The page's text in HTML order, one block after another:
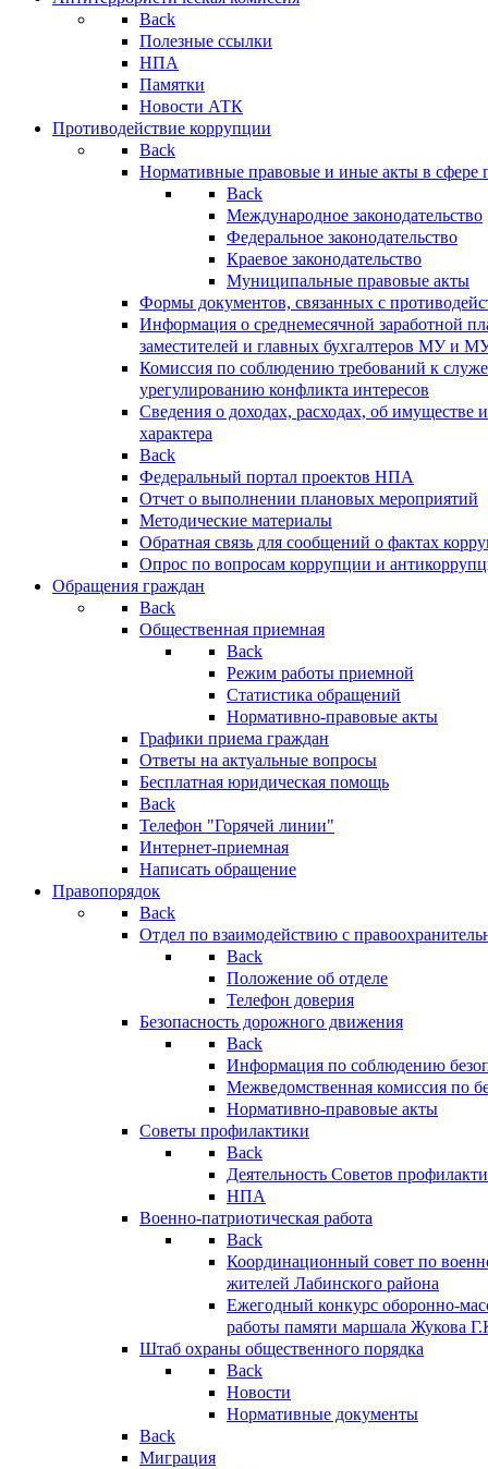
Back
Полезные ссылки
НПА
Памятки
Новости АТК
Противодействие коррупции
Back
Нормативные правовые и иные акты в сфере
Back
Международное законодательство
Федеральное законодательство
Краевое законодательство
Муниципальные правовые акты
Формы документов, связанных с
Информация о среднемесячной заработной
заместителей и главных бухгалтеров МУ и
Комиссия по соблюдению требований к
урегулированию конфликта интересов
Сведения о доходах, расходах, об имуществе
характера
Back
Федеральный портал проектов НПА
Отчет о выполнении плановых мероприятий
Методические материалы
Обратная связь для сообщений о фактах
Опрос по вопросам коррупции и
Обращения граждан
Back
Общественная приемная
Back
Режим работы приемной
Статистика обращений
Нормативно-правовые акты
Графики приема граждан
Ответы на актуальные вопросы
Бесплатная юридическая помощь
Back
Телефон "Горячей линии"
Интернет-приемная
Написать обращение
Правопорядок
Back
Отдел по взаимодействию с
Back
Положение об отделе
Телефон доверия
Безопасность дорожного движения
Back
Информация по соблюдению
Межведомственная комиссия по
Нормативно-правовые акты
Советы профилактики
Back
Деятельность Советов
НПА
Военно-патриотическая работа
Back
Координационный совет по
жителей Лабинского района
Ежегодный конкурс оборонно-
работы памяти маршала Жукова
Штаб охраны общественного порядка
Back
Новости
Нормативные документы
Back
Миграция